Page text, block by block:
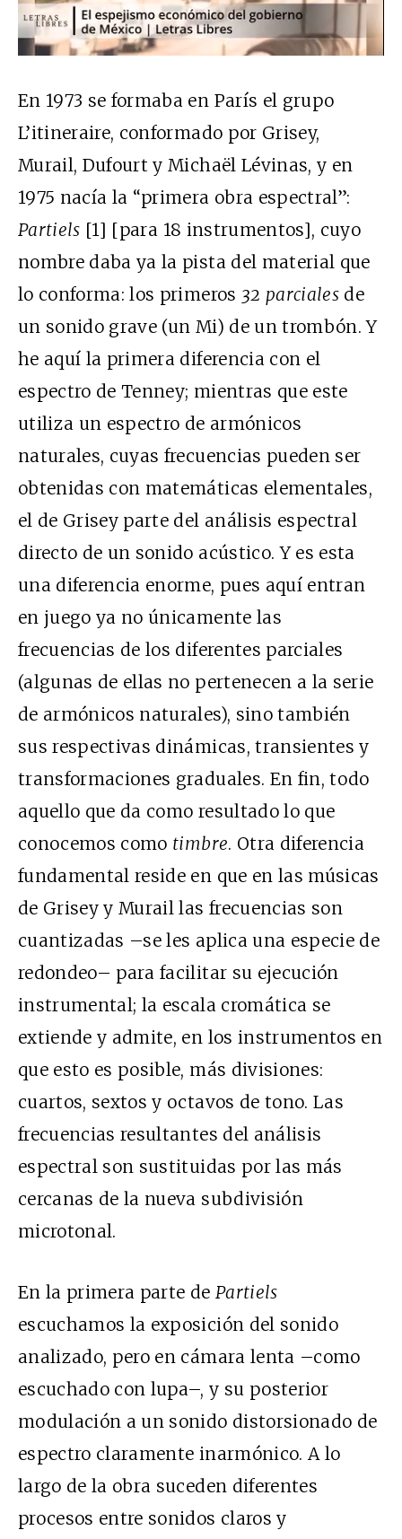
En 1973 se formaba en París el grupo
L’itineraire, conformado por Grisey,
Murail, Dufourt y Michaël Lévinas, y en
1975 nacía la “primera obra espectral”:
Partiels [1] [para 18 instrumentos], cuyo
nombre daba ya la pista del material que
lo conforma: los primeros 32 parciales de
un sonido grave (un Mi) de un trombón. Y
he aquí la primera diferencia con el
espectro de Tenney; mientras que este
utiliza un espectro de armónicos
naturales, cuyas frecuencias pueden ser
obtenidas con matemáticas elementales,
el de Grisey parte del análisis espectral
directo de un sonido acústico. Y es esta
una diferencia enorme, pues aquí entran
en juego ya no únicamente las
frecuencias de los diferentes parciales
(algunas de ellas no pertenecen a la serie
de armónicos naturales), sino también
sus respectivas dinámicas, transientes y
transformaciones graduales. En fin, todo
aquello que da como resultado lo que
conocemos como timbre. Otra diferencia
fundamental reside en que en las músicas
de Grisey y Murail las frecuencias son
cuantizadas –se les aplica una especie de
redondeo– para facilitar su ejecución
instrumental; la escala cromática se
extiende y admite, en los instrumentos en
que esto es posible, más divisiones:
cuartos, sextos y octavos de tono. Las
frecuencias resultantes del análisis
espectral son sustituidas por las más
cercanas de la nueva subdivisión
microtonal.
En la primera parte de Partiels
escuchamos la exposición del sonido
analizado, pero en cámara lenta –como
escuchado con lupa–, y su posterior
modulación a un sonido distorsionado de
espectro claramente inarmónico. A lo
largo de la obra suceden diferentes
procesos entre sonidos claros y